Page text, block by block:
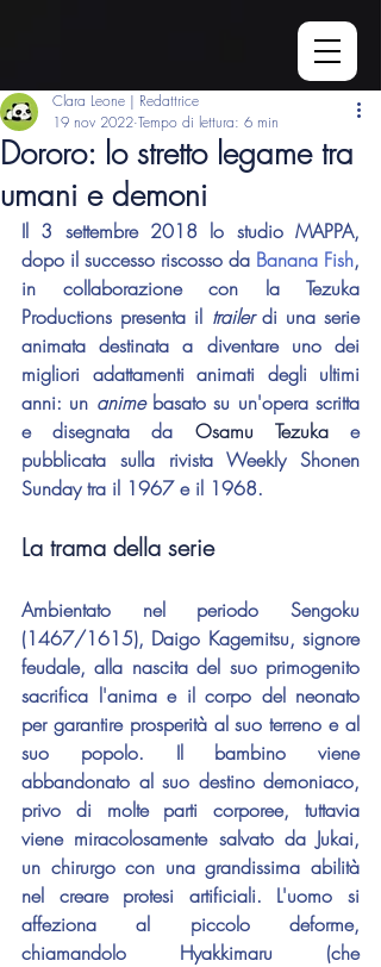
Dororo: lo stretto legame tra
umani e demoni
Clara Leone | Redattrice
19 nov 2022 Tempo di lettura: 6 min
Il 3 settembre 2018 lo studio MAPPA,
dopo il successo riscosso da Banana Fish,
in collaborazione con la Tezuka
Productions presenta il trailer di una serie
animata destinata a diventare uno dei
migliori adattamenti animati degli ultimi
anni: un anime basato su un'opera scritta
e disegnata da Osamu Tezuka e
pubblicata sulla rivista Weekly Shonen
Sunday tra il 1967 e il 1968.
La trama della serie
Ambientato nel periodo Sengoku
(1467/1615), Daigo Kagemitsu, signore
feudale, alla nascita del suo primogenito
sacrifica l'anima e il corpo del neonato
per garantire prosperità al suo terreno e al
suo popolo. Il bambino viene
abbandonato al suo destino demoniaco,
privo di molte parti corporee, tuttavia
viene miracolosamente salvato da Jukai,
un chirurgo con una grandissima abilità
nel creare protesi artificiali. L'uomo si
affeziona al piccolo deforme,
chiamandolo Hyakkimaru (che